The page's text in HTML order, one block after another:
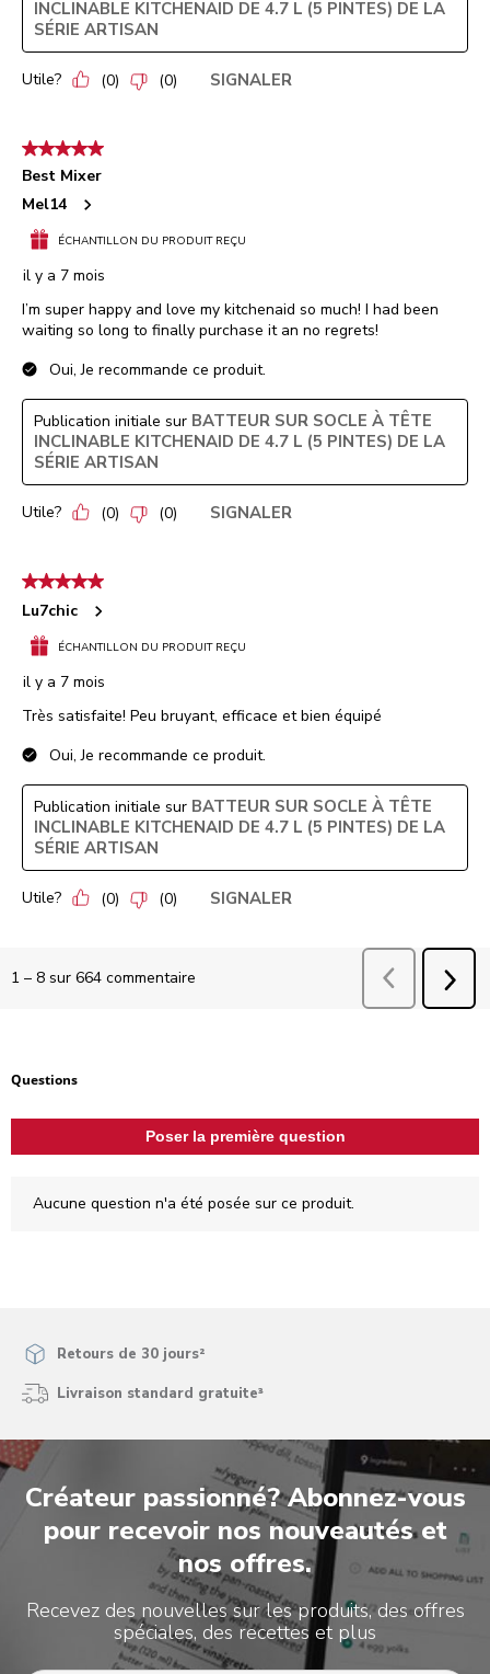
INCLINABLE KITCHENAID DE 4.7 L (5 PINTES) DE LA
SÉRIE ARTISAN
Utile? (0) (0) SIGNALER
5 étoile(s) sur 5.
Best Mixer
Mel14
ÉCHANTILLON DU PRODUIT REÇU
il y a 7 mois
I’m super happy and love my kitchenaid so much! I had been
waiting so long to finally purchase it an no regrets!
Oui, Je recommande ce produit.
Publication initiale sur BATTEUR SUR SOCLE À TÊTE
INCLINABLE KITCHENAID DE 4.7 L (5 PINTES) DE LA
SÉRIE ARTISAN
Utile? (0) (0) SIGNALER
5 étoile(s) sur 5.
Lu7chic
ÉCHANTILLON DU PRODUIT REÇU
il y a 7 mois
Très satisfaite! Peu bruyant, efficace et bien équipé
Oui, Je recommande ce produit.
Publication initiale sur BATTEUR SUR SOCLE À TÊTE
INCLINABLE KITCHENAID DE 4.7 L (5 PINTES) DE LA
SÉRIE ARTISAN
Utile? (0) (0) SIGNALER
1 – 8 sur 664 commentaire Précédent
Aucune question n'a été posée sur ce produit.
Questions
Poser la première question
Aucune question n'a été posée sur ce produit.
Retours de 30 jours²
Livraison standard gratuite³
Créateur passionné? Abonnez-vous
pour recevoir nos nouveautés et
nos offres.
Recevez des nouvelles sur les produits, des offres
spéciales, des recettes et plus